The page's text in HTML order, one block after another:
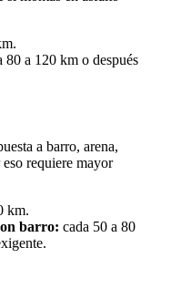
80 a 120 km o después
a barro, arena,
requiere mayor
km.
barro: cada 50 a 80